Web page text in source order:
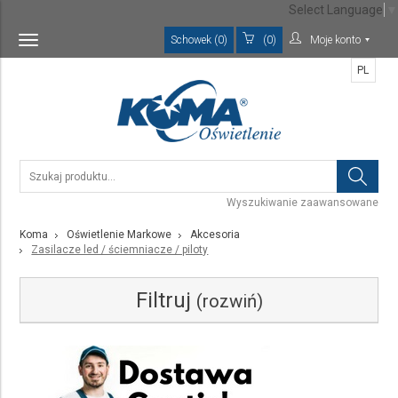
Toggle
navigation
Schowek (0) (0) Moje konto
Wyszukiwanie zaawansowane
PL
Koma Oświetlenie Markowe
Akcesoria
Zasilacze led / ściemniacze / piloty
Filtruj (rozwiń)
Kategoria
Select Language